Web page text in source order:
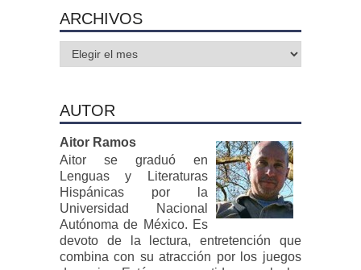
ARCHIVOS
Archivos
AUTOR
Aitor Ramos
Aitor se graduó en
Lenguas y Literaturas
Hispánicas por la
Universidad Nacional
Autónoma de México. Es
devoto de la lectura, entretención que
combina con su atracción por los juegos